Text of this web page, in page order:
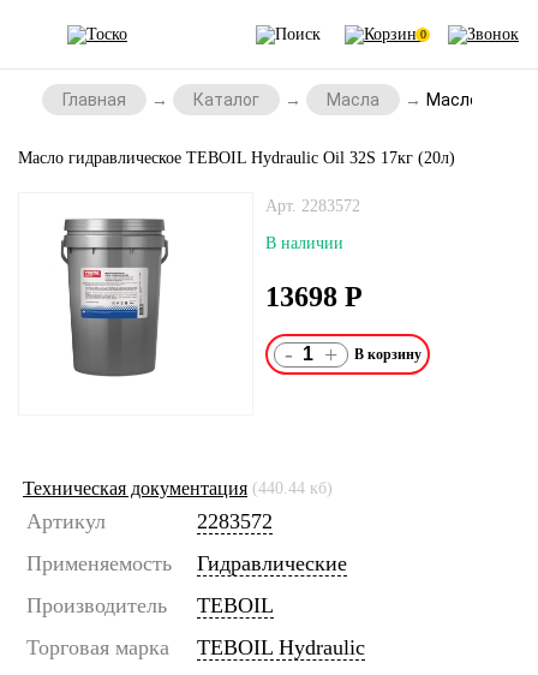
0
Главная Каталог Масла Масло
Масло гидравлическое TEBOIL Hydraulic Oil 32S 17кг (20л)
Арт. 2283572
В наличии
13698 Р
- +
Техническая документация (440.44 кб)
Артикул
2283572
Применяемость
Гидравлические
Производитель
TEBOIL
Торговая марка
TEBOIL Hydraulic